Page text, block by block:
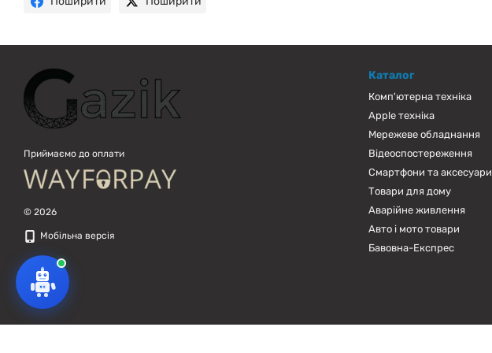
Приймаємо до оплати
© 2026
Мобільна версія
Каталог
Комп'ютерна техніка
Apple техніка
Мережеве обладнання
Відеоспостереження
Смартфони та аксесуари
Товари для дому
Аварійне живлення
Авто і мото товари
Бавовна-Експрес